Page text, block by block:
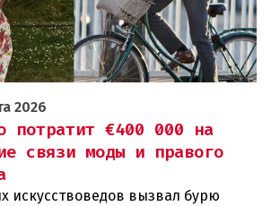
2026
потратит €400 000 на
связи моды и правого
искусствоведов вызвал бурю